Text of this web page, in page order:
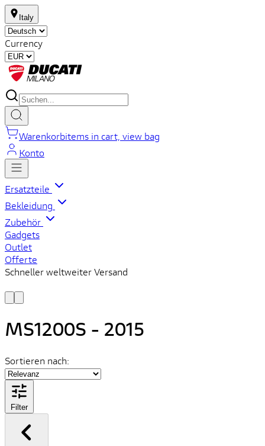
Italy
Currency
Warenkorbitems in cart, view bag
Konto
Ersatzteile
Bekleidung
Zubehör
Gadgets
Outlet
Offerte
Schneller weltweiter Versand
MS1200S - 2015
Sortieren nach:
Filter